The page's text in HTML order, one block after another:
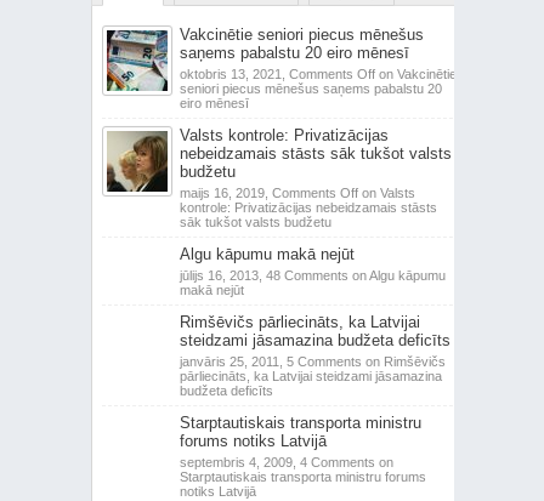
Vakcinētie seniori piecus mēnešus
saņems pabalstu 20 eiro mēnesī
oktobris 13, 2021, Comments Offon Vakcinētie
seniori piecus mēnešus saņems pabalstu 20
eiro mēnesī
Valsts kontrole: Privatizācijas
nebeidzamais stāsts sāk tukšot valsts
budžetu
maijs 16, 2019, Comments Offon Valsts
kontrole: Privatizācijas nebeidzamais stāsts
sāk tukšot valsts budžetu
Algu kāpumu makā nejūt
jūlijs 16, 2013, 48 Comments on Algu kāpumu
makā nejūt
Rimšēvičs pārliecināts, ka Latvijai
steidzami jāsamazina budžeta deficīts
janvāris 25, 2011, 5 Comments on Rimšēvičs
pārliecināts, ka Latvijai steidzami jāsamazina
budžeta deficīts
Starptautiskais transporta ministru
forums notiks Latvijā
septembris 4, 2009, 4 Comments on
Starptautiskais transporta ministru forums
notiks Latvijā